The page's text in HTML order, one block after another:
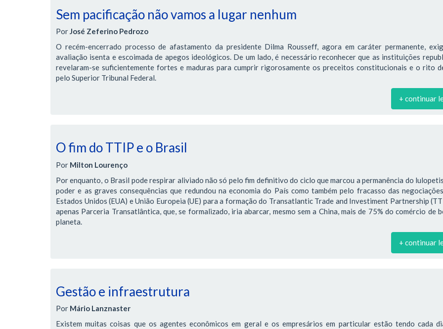
Sem pacificação não vamos a lugar nenhum
PorJosé Zeferino Pedrozo
O recém-encerrado processo de afastamento da presidente Dilma Rousseff, agora em caráter permanente,
avaliação isenta e escoimada de apegos ideológicos. De um lado, é necessário reconhecer que as instituições
revelaram-se suficientemente fortes e maduras para cumprir rigorosamente os preceitos constitucionais e o rito
pelo Superior Tribunal Federal.
+ continuar
O fim do TTIP e o Brasil
Por Milton Lourenço
Por enquanto, o Brasil pode respirar aliviado não só pelo fim definitivo do ciclo que marcou a permanência do
poder e as graves consequências que redundou na economia do País como também pelo fracasso das
Estados Unidos (EUA) e União Europeia (UE) para a formação do Transatlantic Trade and Investiment Partnership
apenas Parceria Transatlântica, que, se formalizado, iria abarcar, mesmo sem a China, mais de 75% do comércio de
planeta.
+ continuar
Gestão e infraestrutura
Por Mário Lanznaster
Existem muitas coisas que os agentes econômicos em geral e os empresários em particular estão tendo cada